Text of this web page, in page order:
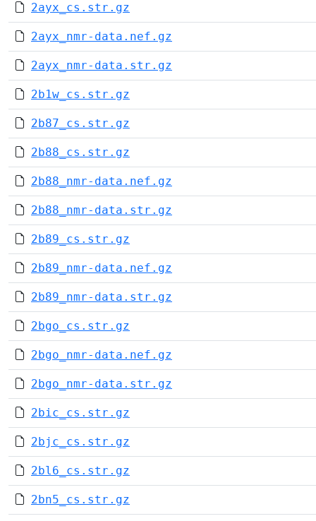
2ayx_cs.str.gz
2ayx_nmr-data.nef.gz
2ayx_nmr-data.str.gz
2b1w_cs.str.gz
2b87_cs.str.gz
2b88_cs.str.gz
2b88_nmr-data.nef.gz
2b88_nmr-data.str.gz
2b89_cs.str.gz
2b89_nmr-data.nef.gz
2b89_nmr-data.str.gz
2bgo_cs.str.gz
2bgo_nmr-data.nef.gz
2bgo_nmr-data.str.gz
2bic_cs.str.gz
2bjc_cs.str.gz
2bl6_cs.str.gz
2bn5_cs.str.gz